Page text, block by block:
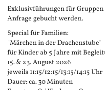
Exklusivführungen für
Anfrage gebucht werden.
Special für Familien:
"Märchen in der Drachenstube"
für Kinder ab 5 Jahre mit
15. & 23. August 2026
jeweils 11:15/12:15/13:15/14:15 Uhr
Dauer: ca. 30 Minuten